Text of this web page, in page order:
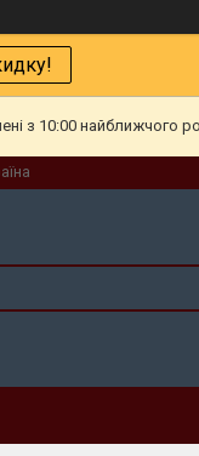
з 10:00 найближчого